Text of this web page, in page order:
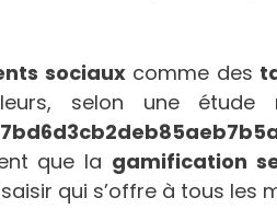
sociauxcomme des
selon une étude
que la gamification
qui s’offre à tous les